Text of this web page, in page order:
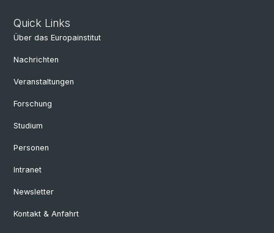
Quick Links
Über das Europainstitut
Nachrichten
Veranstaltungen
Forschung
Studium
Personen
Intranet
Newsletter
Kontakt & Anfahrt